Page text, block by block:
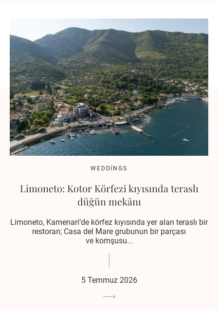
WEDDINGS
Limoneto: Kotor Körfezi kıyısında teraslı
düğün mekânı
Limoneto, Kamenari’de körfez kıyısında yer alan teraslı bir
restoran; Casa del Mare grubunun bir parçası
ve komşusu...
5 Temmuz 2026